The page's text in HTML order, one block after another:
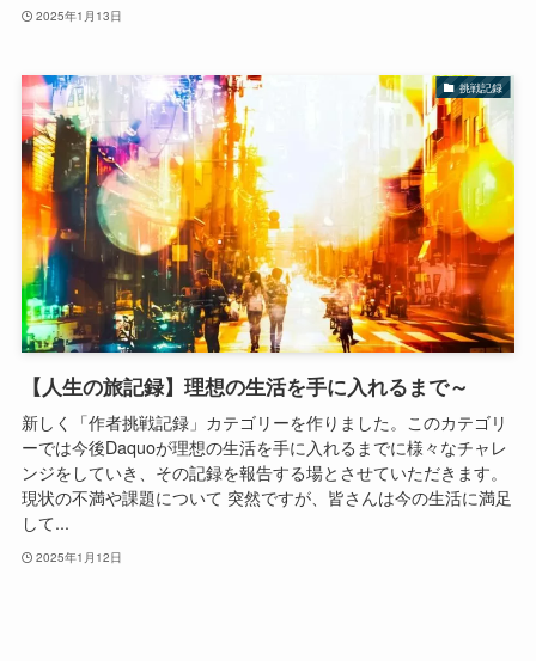
2025年1月13日
挑戦記録
【人生の旅記録】理想の生活を手に入れるまで～
新しく「作者挑戦記録」カテゴリーを作りました。このカテゴリ
ーでは今後Daquoが理想の生活を手に入れるまでに様々なチャレ
ンジをしていき、その記録を報告する場とさせていただきます。
現状の不満や課題について 突然ですが、皆さんは今の生活に満足
して...
2025年1月12日